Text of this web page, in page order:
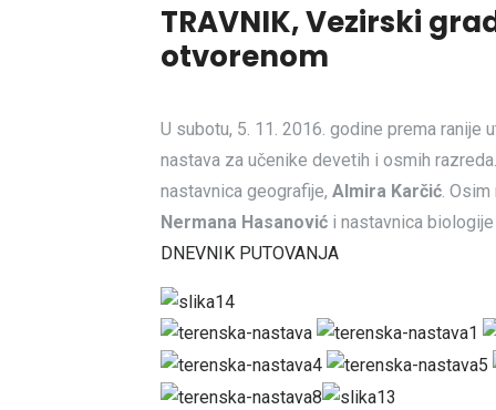
TRAVNIK, Vezirski
otvorenom
U subotu, 5. 11. 2016. godine prema ranije
nastava za učenike devetih i osmih
nastavnica geografije, Almira Karčić .
Nermana Hasanović i nastavnica
DNEVNIK PUTOVANJA